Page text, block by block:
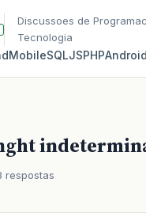
Discussoes de
Tecnologia
MobileSQLJSPHPAndroid
respostas